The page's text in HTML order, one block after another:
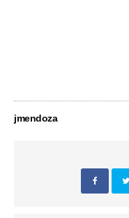
jmendoza